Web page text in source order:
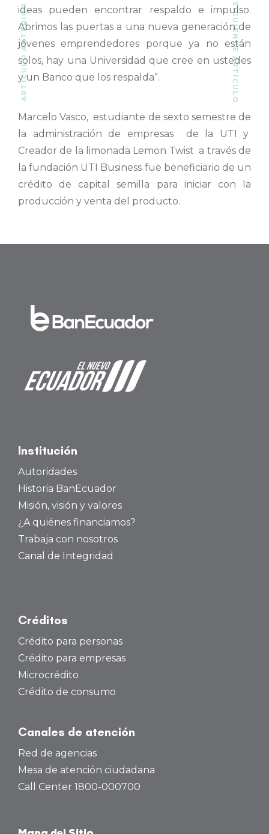
ideas pueden encontrar respaldo e impulso.
Abrimos las puertas a una nueva generación de
jóvenes emprendedores porque ya no están
solos, hay una Universidad que cree en ustedes
y un Banco que los respalda”.
Marcelo Vasco, estudiante de sexto semestre de
la administración de empresas de la UTI y
Creador de la limonada Lemon Twist a través de
la fundación UTI Business fue beneficiario de un
crédito de capital semilla para iniciar con la
producción y venta del producto.
ARTÍCULO ANTERIOR SIGUIENTE ARTÍCULO
Institución
Autoridades
Historia BanEcuador
Misión, visión y valores
¿A quiénes financiamos?
Trabaja con nosotros
Canal de Integridad
Créditos
Crédito para personas
Crédito para empresas
Microcrédito
Crédito de consumo
Canales de atención
Red de agencias
Mesa de atención ciudadana
Call Center 1800-000700